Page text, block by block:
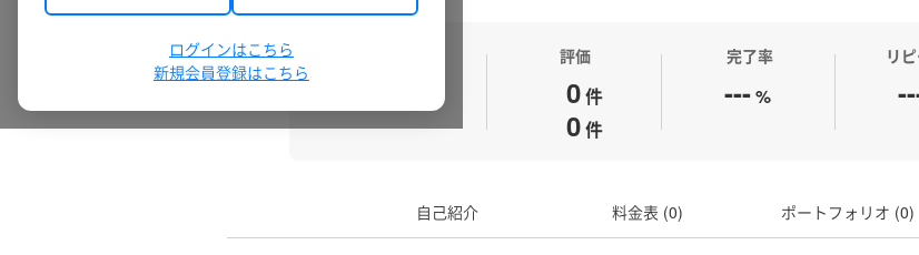
評価
0件
0件
完了率
---%
リ
自己紹介 料金表 (0) ポートフォリオ (0)
ログインはこちら
新規会員登録はこちら